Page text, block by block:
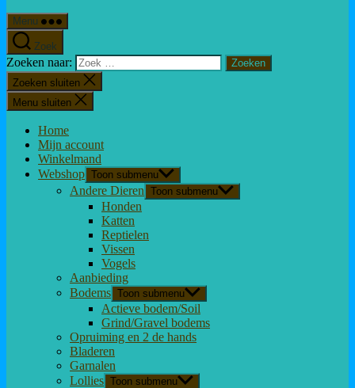
Menu
Zoek
Zoeken naar:
Zoeken sluiten
Menu sluiten
Home
Mijn account
Winkelmand
Webshop Toon submenu
Andere Dieren Toon submenu
Honden
Katten
Reptielen
Vissen
Vogels
Aanbieding
Bodems Toon submenu
Actieve bodem/Soil
Grind/Gravel bodems
Opruiming en 2 de hands
Bladeren
Garnalen
Lollies Toon submenu